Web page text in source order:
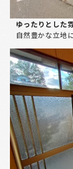
ゆったりとした
自然豊かな立地